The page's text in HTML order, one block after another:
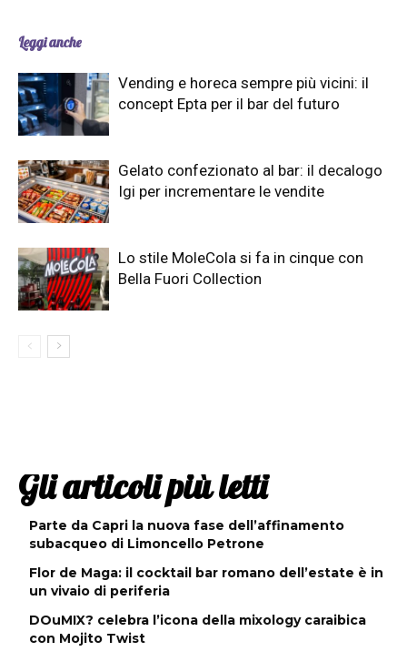
Leggi anche
Vending e horeca sempre più vicini: il
concept Epta per il bar del futuro
Gelato confezionato al bar: il decalogo
Igi per incrementare le vendite
Lo stile MoleCola si fa in cinque con
Bella Fuori Collection
Gli articoli più letti
Parte da Capri la nuova fase dell’affinamento
subacqueo di Limoncello Petrone
Flor de Maga: il cocktail bar romano dell’estate è in
un vivaio di periferia
DOuMIX? celebra l’icona della mixology caraibica
con Mojito Twist